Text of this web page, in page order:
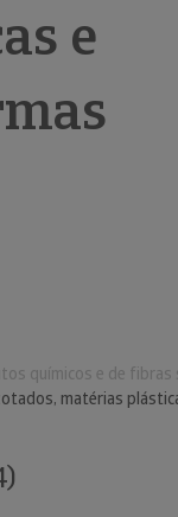
e
químicos e de
matérias